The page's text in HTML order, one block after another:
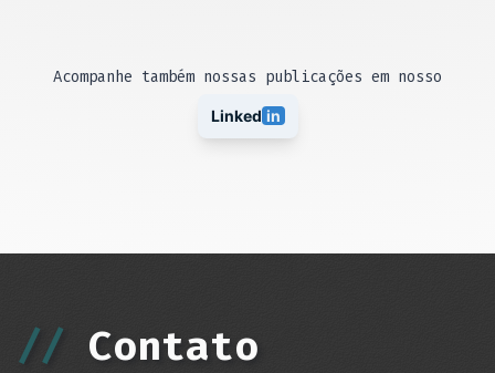
Acompanhe também nossas publicações em nosso
Linked in
// Contato